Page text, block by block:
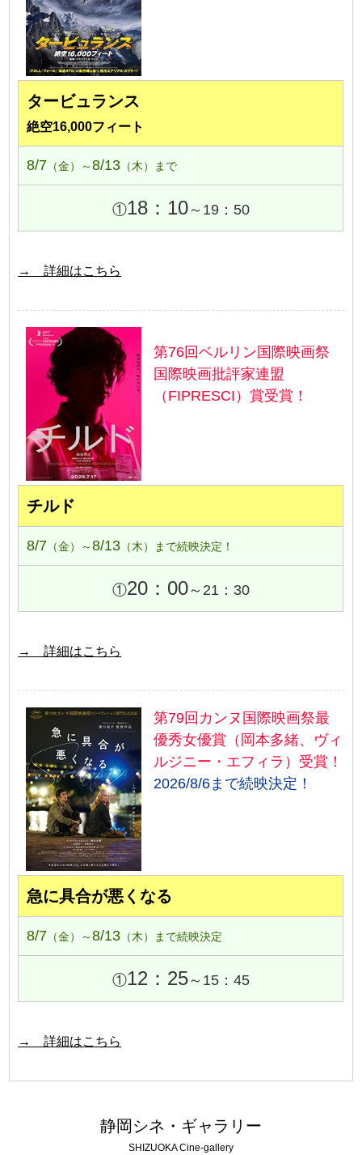
タービュランス
絶空16,000フィート
8/7 （金）～8/13 （木）まで
①18：10～19：50
→ 詳細はこちら
第76回ベルリン国際映画祭
国際映画批評家連盟
（FIPRESCI）賞受賞！
チルド
8/7 （金）～8/13 （木）まで続映決定！
①20：00～21：30
→ 詳細はこちら
第79回カンヌ国際映画祭最
優秀女優賞（岡本多緒、ヴィ
ルジニー・エフィラ）受賞！
2026/8/6まで続映決定！
急に具合が悪くなる
8/7 （金）～8/13 （木）まで続映決定
①12：25～15：45
→ 詳細はこちら
静岡シネ・ギャラリー
SHIZUOKA Cine-gallery